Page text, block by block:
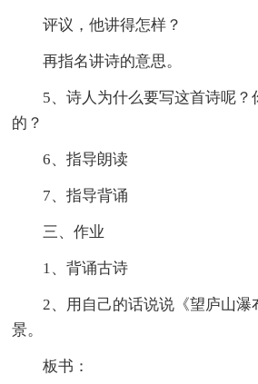
评议，他讲得怎样？
再指名讲诗的意思。
5、诗人为什么要写这首诗呢
的？
6、指导朗读
7、指导背诵
三、作业
1、背诵古诗
2、用自己的话说说《望庐山瀑
景。
板书：